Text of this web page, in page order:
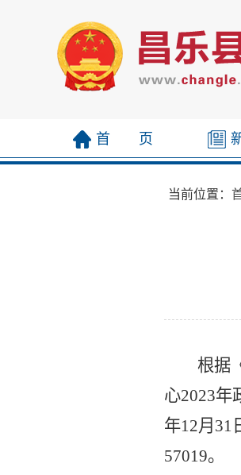
首 页
当前位置：
根据
心2023年
年12月31
57019。